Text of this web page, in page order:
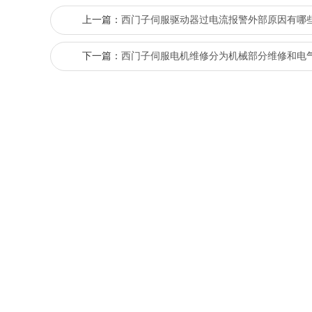
上一篇： 西门子伺服驱动器过电流报警外部原因有哪
下一篇： 西门子伺服电机维修分为机械部分维修和电